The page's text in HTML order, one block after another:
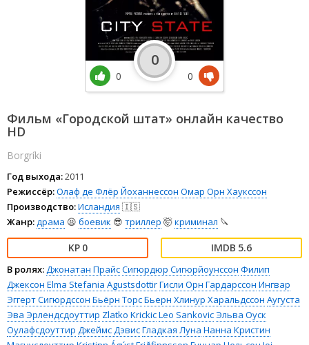
Фильм «Городской штат» онлайн качество
HD
Borgríki
Год выхода:2011
Режиссёр:Олаф де Флёр Йоханнессон Омар Орн Хаукссон
Производство:Исландия 🇮🇸
Жанр:драма 😫 боевик 😎 триллер 🤯криминал 🔪
0 5.6
В ролях:Джонатан ПрайсСигюрдюр Сигюрйоунссон Филип
Джексон Elma Stefania AgustsdottirГисли Орн Гардарссон Ингвар
Эггерт Сигюрдссон Бьёрн ТорсБьерн Хлинур Харальдссон Аугуста
Эва Эрлендсдоуттир Zlatko KrickicLeo SankovicЭльва Оуск
Оулафсдоуттир Джеймс ДэвисГладкая Луна Нанна Кристин
0
0
0